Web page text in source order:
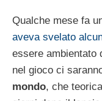
Qualche mese fa
aveva svelato
essere ambientato
nel gioco ci
mondo, che